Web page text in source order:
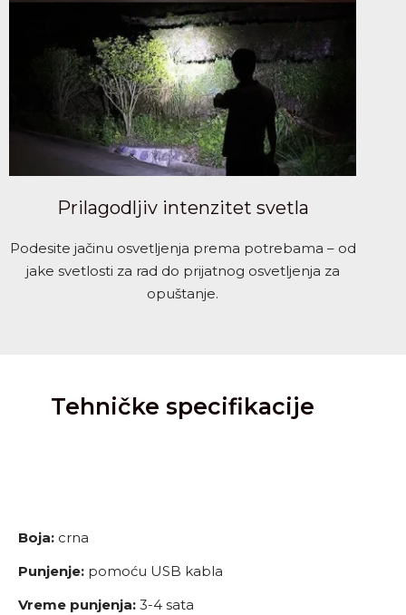
Prilagodljiv intenzitet svetla
Podesite jačinu osvetljenja prema potrebama – od
jake svetlosti za rad do prijatnog osvetljenja za
opuštanje.
Tehničke specifikacije
Boja: crna
Punjenje: pomoću USB kabla
Vreme punjenja: 3-4 sata